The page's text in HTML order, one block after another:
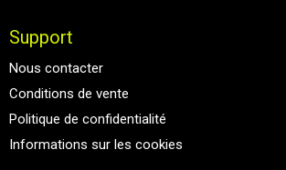
Support
Nous contacter
Conditions de vente
Politique de confidentialité
Informations sur les cookies